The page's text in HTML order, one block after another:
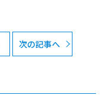
次の記事へ